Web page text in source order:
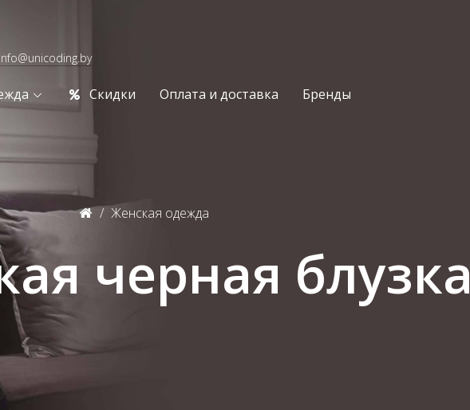
Скидки Оплата и доставка Бренды
Женская одежда
черная блузка